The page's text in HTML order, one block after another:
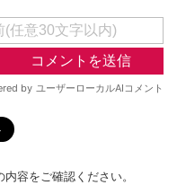
容をご確認ください。